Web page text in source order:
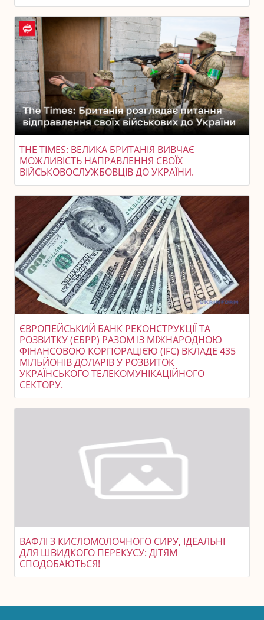
THE TIMES: ВЕЛИКА БРИТАНІЯ ВИВЧАЄ
МОЖЛИВІСТЬ НАПРАВЛЕННЯ СВОЇХ
ВІЙСЬКОВОСЛУЖБОВЦІВ ДО УКРАЇНИ.
ЄВРОПЕЙСЬКИЙ БАНК РЕКОНСТРУКЦІЇ ТА
РОЗВИТКУ (ЄБРР) РАЗОМ ІЗ МІЖНАРОДНОЮ
ФІНАНСОВОЮ КОРПОРАЦІЄЮ (IFC) ВКЛАДЕ 435
МІЛЬЙОНІВ ДОЛАРІВ У РОЗВИТОК
УКРАЇНСЬКОГО ТЕЛЕКОМУНІКАЦІЙНОГО
СЕКТОРУ.
ВАФЛІ З КИСЛОМОЛОЧНОГО СИРУ, ІДЕАЛЬНІ
ДЛЯ ШВИДКОГО ПЕРЕКУСУ: ДІТЯМ
СПОДОБАЮТЬСЯ!